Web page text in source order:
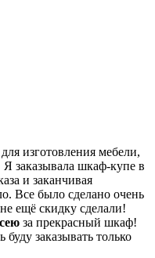
изготовления мебели,
заказывала шкаф-купе в
и заканчивая
Все было сделано очень
ещё скидку сделали!
за прекрасный шкаф!
заказывать только